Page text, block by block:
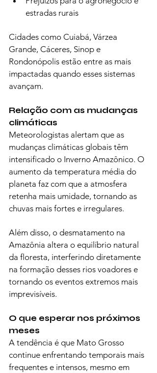
estradas rurais
Cidades como Cuiabá, Várzea
Grande, Cáceres, Sinop e
Rondonópolis estão entre as mais
impactadas quando esses sistemas
avançam.
Relação com as mudanças
climáticas
Meteorologistas alertam que as
mudanças climáticas globais têm
intensificado o Inverno Amazônico. O
aumento da temperatura média do
planeta faz com que a atmosfera
retenha mais umidade, tornando as
chuvas mais fortes e irregulares.
Além disso, o desmatamento na
Amazônia altera o equilíbrio natural
da floresta, interferindo diretamente
na formação desses rios voadores e
tornando os eventos extremos mais
imprevisíveis.
O que esperar nos próximos
meses
A tendência é que Mato Grosso
continue enfrentando temporais mais
frequentes e intensos, mesmo em